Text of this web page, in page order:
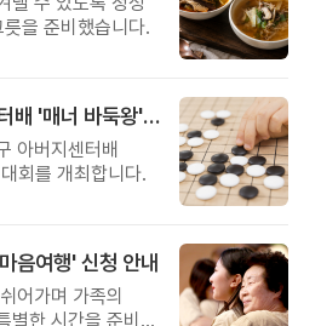
을 준비했습니다.
제3회 서초구 아버지센터배 '매너 바둑왕' 대회
아버지센터배
회를 개최합니다.
음여행' 신청 안내
어가며 가족의
별한 시간을 준비해